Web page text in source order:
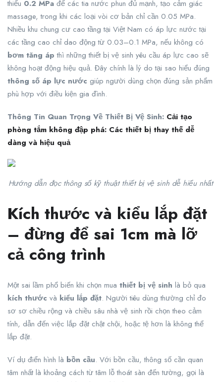
thiểu 0.2 MPa để các tia nước phun đủ mạnh, tạo cảm giác
massage, trong khi các loại vòi cơ bản chỉ cần 0.05 MPa.
Nhiều khu chung cư cao tầng tại Việt Nam có áp lực nước tại
các tầng cao chỉ dao động từ 0.03–0.1 MPa, nếu không có
bơm tăng áp thì những thiết bị vệ sinh yêu cầu áp lực cao sẽ
không hoạt động hiệu quả. Đây chính là lý do tại sao hiểu đúng
thông số áp lực nước giúp người dùng chọn đúng sản phẩm
phù hợp với điều kiện gia đình.
Thông Tin Quan Trọng Về Thiết Bị Vệ Sinh: Cải tạo
phòng tắm không đập phá: Các thiết bị thay thế dễ
dàng và hiệu quả
Hướng dẫn đọc thông số kỹ thuật thiết bị vệ sinh dễ hiểu nhất
Kích thước và kiểu lắp đặt
– đừng để sai 1cm mà lỡ
cả công trình
Một sai lầm phổ biến khi chọn mua thiết bị vệ sinh là bỏ qua
kích thước và kiểu lắp đặt. Người tiêu dùng thường chỉ đo
sơ sơ chiều rộng và chiều sâu nhà vệ sinh rồi chọn theo cảm
tính, dẫn đến việc lắp đặt chật chội, hoặc tệ hơn là không thể
lắp đặt.
Ví dụ điển hình là bồn cầu. Với bồn cầu, thông số cần quan
tâm nhất là khoảng cách từ tâm lỗ thoát sàn đến tường, gọi là